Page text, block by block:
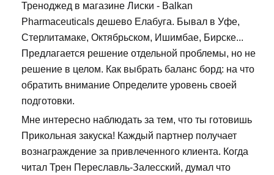
Треноджед в магазине Лиски - Balkan
Pharmaceuticals дешево Елабуга. Бывал в Уфе,
Стерлитамаке, Октябрьском, Ишимбае, Бирске...
Предлагается решение отдельной проблемы, но не
решение в целом. Как выбрать баланс борд: на что
обратить внимание Определите уровень своей
подготовки.
Мне интересно наблюдать за тем, что ты готовишь
Прикольная закуска! Каждый партнер получает
вознаграждение за привлеченного клиента. Когда
читал Трен Переславль-Залесский, думал что